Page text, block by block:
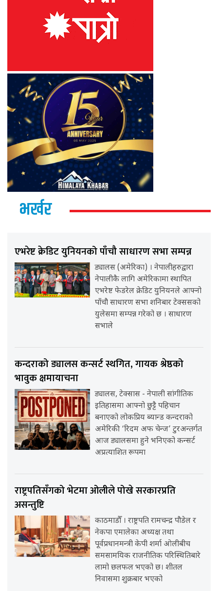
भर्खर
एभरेष्ट क्रेडिट युनियनको पाँचौ साधारण सभा सम्पन्न
ड्यालस (अमेरिका) । नेपालीहरुद्वारा
नेपालीकै लागि अमेरिकामा स्थापित
एभरेष्ट फेडरेल क्रेडिट युनियनले आफ्नो
पाँचौ साधारण सभा शनिबार टेक्ससको
युलेसमा सम्पन्न गरेको छ । साधारण
सभाले
कन्दराको ड्यालस कन्सर्ट स्थगित, गायक श्रेष्ठको
भावुक क्षमायाचना
ड्यालस, टेक्सास - नेपाली सांगीतिक
इतिहासमा आफ्नो छुट्टै पहिचान
बनाएको लोकप्रिय ब्यान्ड कन्दराको
अमेरिकी ‘रिदम अफ चेन्ज’ टुरअन्तर्गत
आज ड्यालसमा हुने भनिएको कन्सर्ट
अप्रत्याशित रूपमा
राष्ट्रपतिसँगको भेटमा ओलीले पोखे सरकारप्रति
असन्तुष्टि
काठमाडौँ । राष्ट्रपति रामचन्द्र पौडेल र
नेकपा एमालेका अध्यक्ष तथा
पूर्वप्रधानमन्त्री केपी शर्मा ओलीबीच
समसामयिक राजनीतिक परिस्थितिबारे
लामो छलफल भएको छ। शीतल
निवासमा शुक्रबार भएको